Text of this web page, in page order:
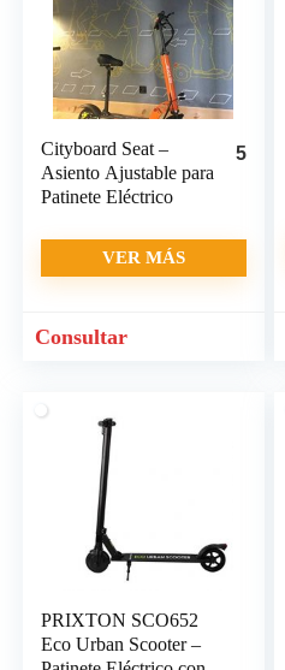
5
Cityboard Seat –
Asiento Ajustable para
Patinete Eléctrico
VER MÁS
Consultar
PRIXTON SCO652
Eco Urban Scooter –